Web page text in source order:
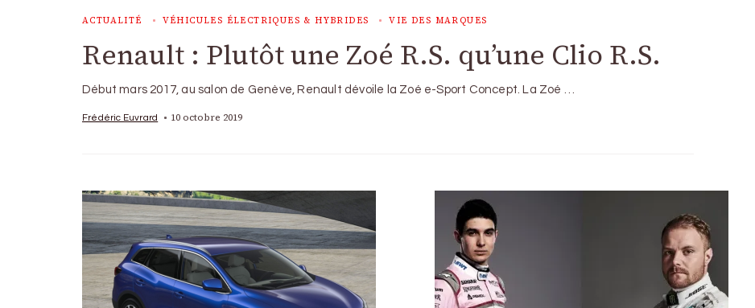
ACTUALITÉ VÉHICULES ÉLECTRIQUES & HYBRIDES VIE DES MARQUES
Renault : Plutôt une Zoé R.S. qu’une Clio R.S.
Début mars 2017, au salon de Genève, Renault dévoile la Zoé e-Sport Concept. La Zoé …
Frédéric Euvrard 10 octobre 2019